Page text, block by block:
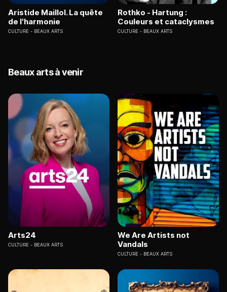
Aristide Maillol. La quête
de l'harmonie
CULTURE BEAUX ARTS
Rothko - Hartung :
Couleurs et cataclysmes
CULTURE BEAUX ARTS
Beaux arts à venir
Arts24
CULTURE BEAUX ARTS
We Are Artists not
Vandals
CULTURE BEAUX ARTS